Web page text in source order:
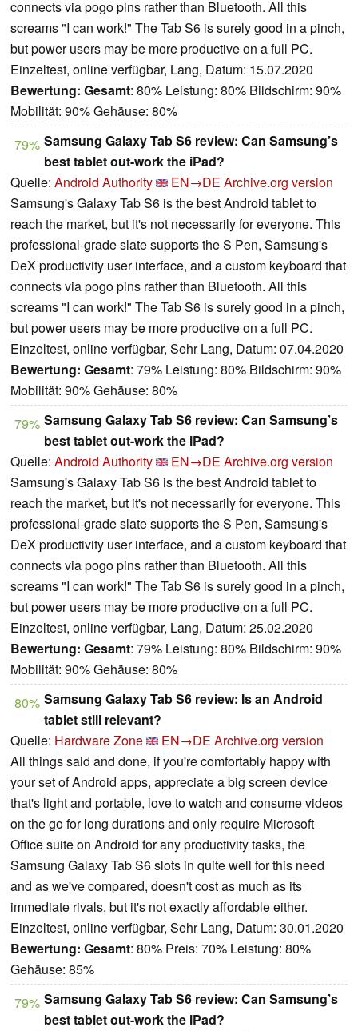
connects via pogo pins rather than Bluetooth. All this
screams "I can work!" The Tab S6 is surely good in a pinch,
but power users may be more productive on a full PC.
Einzeltest, online verfügbar, Lang, Datum: 15.07.2020
Bewertung: Gesamt: 80% Leistung: 80% Bildschirm: 90%
Mobilität: 90% Gehäuse: 80%
79% Samsung Galaxy Tab S6 review: Can Samsung’s
best tablet out-work the iPad?
Quelle: Android Authority EN→DE Archive.org version
Samsung's Galaxy Tab S6 is the best Android tablet to
reach the market, but it's not necessarily for everyone. This
professional-grade slate supports the S Pen, Samsung's
DeX productivity user interface, and a custom keyboard that
connects via pogo pins rather than Bluetooth. All this
screams "I can work!" The Tab S6 is surely good in a pinch,
but power users may be more productive on a full PC.
Einzeltest, online verfügbar, Sehr Lang, Datum: 07.04.2020
Bewertung: Gesamt: 79% Leistung: 80% Bildschirm: 90%
Mobilität: 90% Gehäuse: 80%
79% Samsung Galaxy Tab S6 review: Can Samsung’s
best tablet out-work the iPad?
Quelle: Android Authority EN→DE Archive.org version
Samsung's Galaxy Tab S6 is the best Android tablet to
reach the market, but it's not necessarily for everyone. This
professional-grade slate supports the S Pen, Samsung's
DeX productivity user interface, and a custom keyboard that
connects via pogo pins rather than Bluetooth. All this
screams "I can work!" The Tab S6 is surely good in a pinch,
but power users may be more productive on a full PC.
Einzeltest, online verfügbar, Lang, Datum: 25.02.2020
Bewertung: Gesamt: 79% Leistung: 80% Bildschirm: 90%
Mobilität: 90% Gehäuse: 80%
80% Samsung Galaxy Tab S6 review: Is an Android
tablet still relevant?
Quelle: Hardware Zone EN→DE Archive.org version
All things said and done, if you're comfortably happy with
your set of Android apps, appreciate a big screen device
that's light and portable, love to watch and consume videos
on the go for long durations and only require Microsoft
Office suite on Android for any productivity tasks, the
Samsung Galaxy Tab S6 slots in quite well for this need
and as we've compared, doesn't cost as much as its
immediate rivals, but it's not exactly affordable either.
Einzeltest, online verfügbar, Sehr Lang, Datum: 30.01.2020
Bewertung: Gesamt: 80% Preis: 70% Leistung: 80%
Gehäuse: 85%
79% Samsung Galaxy Tab S6 review: Can Samsung’s
best tablet out-work the iPad?